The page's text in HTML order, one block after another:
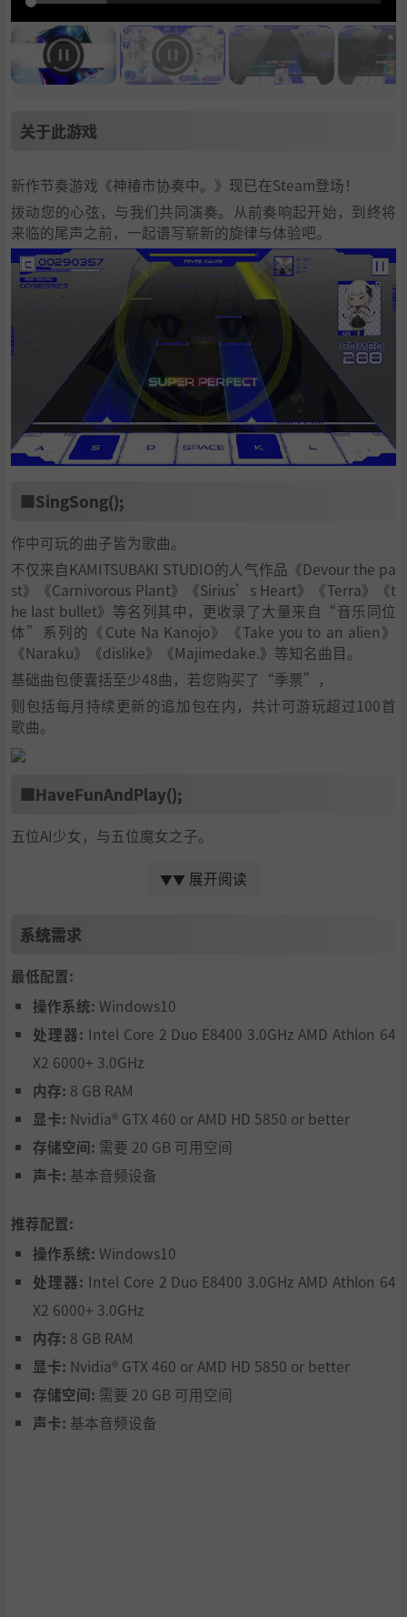
关于此游戏
新作节奏游戏《神椿市协奏中。》现已在Steam登场！
拨动您的心弦，与我们共同演奏。从前奏响起开始，到终将
来临的尾声之前，一起谱写崭新的旋律与体验吧。
■SingSong();
作中可玩的曲子皆为歌曲。
不仅来自KAMITSUBAKI STUDIO的人气作品《Devour the pa
st》《Carnivorous Plant》《Sirius’s Heart》《Terra》《t
he last bullet》等名列其中，更收录了大量来自“音乐同位
体”系列的《Cute Na Kanojo》《Take you to an alien》
《Naraku》《dislike》《Majimedake.》等知名曲目。
基础曲包便囊括至少48曲，若您购买了“季票”，
则包括每月持续更新的追加包在内，共计可游玩超过100首
歌曲。
■HaveFunAndPlay();
五位AI少女，与五位魔女之子。
音游部分将在基础4轨道与最多7轨之间变换，并设有“简
可尽情体验游戏的乐趣。
■SingAndWeaveStory();
故事发生在已经崩坏的世界。在那里苏醒的AI少女们，能够
通过“魔法”——特殊歌曲的力量，实现“世界的再生”。
世界为何会崩坏？她们又为何会存在？还请在协奏之末，用
您的双眼亲自见证所有真相。
世界在节奏游戏过程中缓慢再生，按下一幕幕故事的播放
键。
少女们能通过歌唱，使用让世界再生的“魔法”。
▼▼ 展开阅读
系统需求
最低配置:
操作系统: Windows10
处理器: Intel Core 2 Duo E8400 3.0GHz AMD Athlon 64
X2 6000+ 3.0GHz
内存: 8 GB RAM
显卡: Nvidia® GTX 460 or AMD HD 5850 or better
存储空间: 需要 20 GB 可用空间
声卡: 基本音频设备
推荐配置:
操作系统: Windows10
处理器: Intel Core 2 Duo E8400 3.0GHz AMD Athlon 64
X2 6000+ 3.0GHz
内存: 8 GB RAM
显卡: Nvidia® GTX 460 or AMD HD 5850 or better
存储空间: 需要 20 GB 可用空间
声卡: 基本音频设备